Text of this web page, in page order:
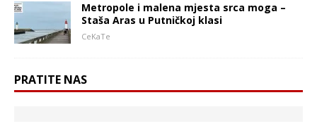
Metropole i malena mjesta srca moga –
Staša Aras u Putničkoj klasi
CeKaTe
PRATITE NAS